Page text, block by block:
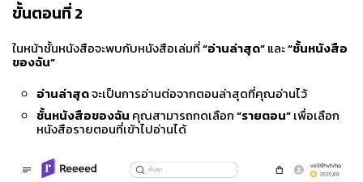
ขั้นตอนที่ 2
ในหน้าชั้นหนังสือจะพบกับหนังสือเล่มที่“อ่านล่าสุด”และ“ชั้นหนังสือ
ของฉัน”
อ่านล่าสุดจะเป็นการอ่านต่อจากตอนล่าสุดที่คุณอ่านไว้
ชั้นหนังสือของฉัน คุณสามารถกดเลือก“รายตอน”เพื่อเลือก
หนังสือรายตอนที่เข้าไปอ่านได้